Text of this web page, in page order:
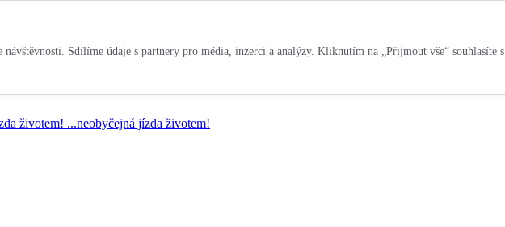
Sdílíme údaje s partnery pro média, inzerci a analýzy. Kliknutím na „Přijmout vše“ souhlasíte s
životem! ...neobyčejná jízda životem!